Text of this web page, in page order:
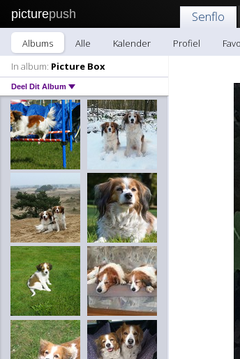
picturepush Senflo
Albums Alle Kalender Profiel
In album: Picture Box
Deel Dit Album